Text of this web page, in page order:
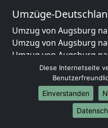
Umzüge-
Umzug von Augsburg
Umzug von Augsburg
Umzug von Augsburg
Umzug von Augsburg
Umzug von Augsburg
Umzug von Augsburg
Umzug von Augsburg
Umzug von Augsburg
Diese Internetseite
Einverstanden